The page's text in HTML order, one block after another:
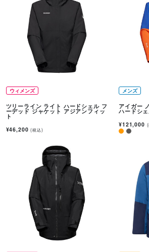
ウィメンズ
ツリーライン ライト ハードシェル フ
ーデッド ジャケット アジアンフィッ
ト
¥46,200(税込)
メンズ
アイガー
ハードシ
¥121,000